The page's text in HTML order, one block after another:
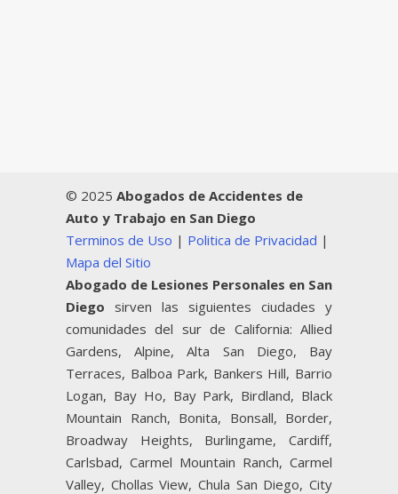
© 2025 Abogados de Accidentes de
Auto y Trabajo en San Diego
Terminos de Uso | Politica de Privacidad |
Mapa del Sitio
Abogado de Lesiones Personales en San
Diego sirven las siguientes ciudades y
comunidades del sur de California: Allied
Gardens, Alpine, Alta San Diego, Bay
Terraces, Balboa Park, Bankers Hill, Barrio
Logan, Bay Ho, Bay Park, Birdland, Black
Mountain Ranch, Bonita, Bonsall, Border,
Broadway Heights, Burlingame, Cardiff,
Carlsbad, Carmel Mountain Ranch, Carmel
Valley, Chollas View, Chula San Diego, City